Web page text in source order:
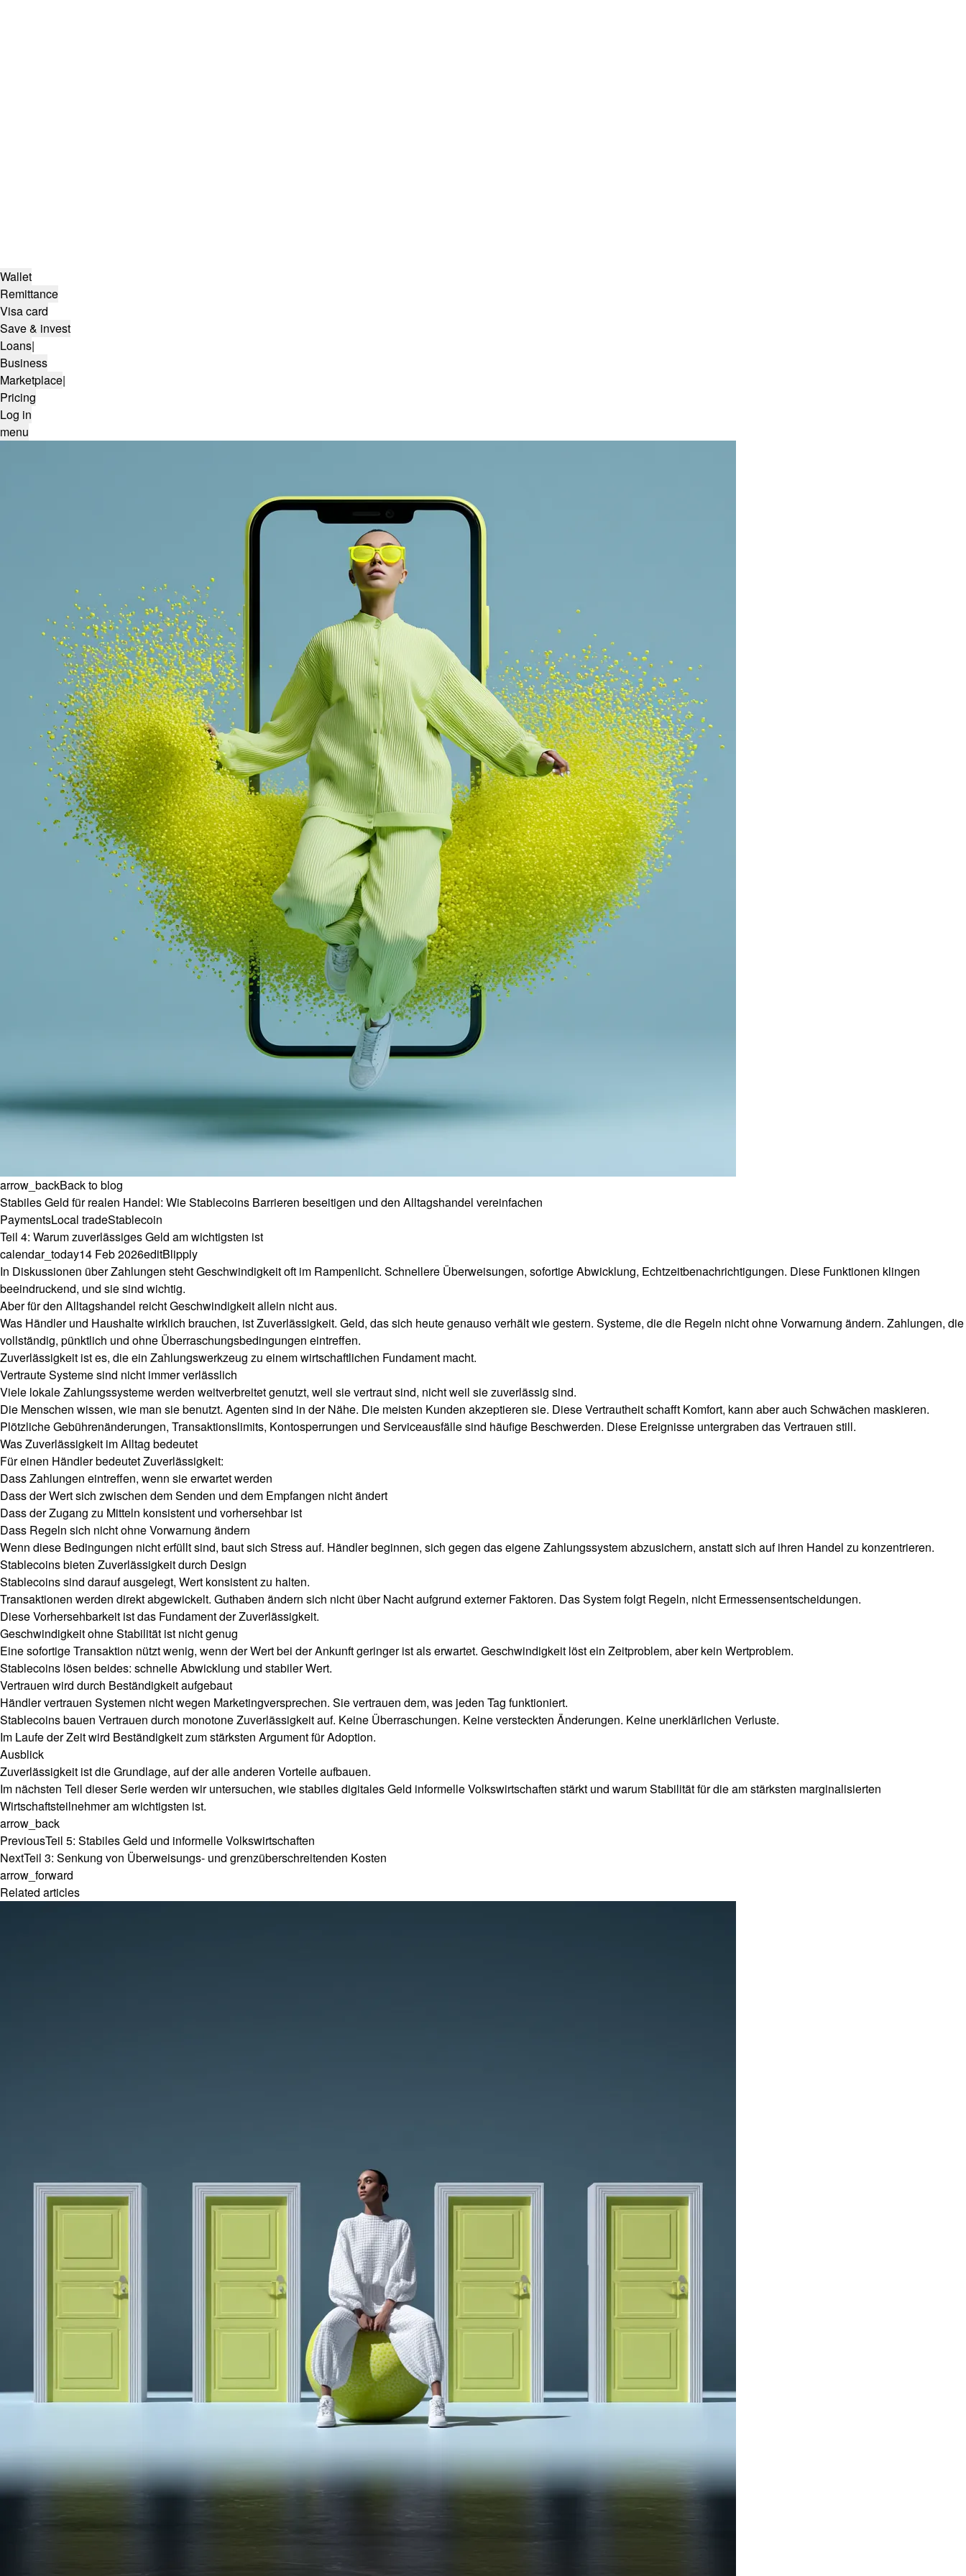
Wallet
Remittance
Visa card
Save & invest
Loans|
Business
Marketplace|
Pricing
Log in
menu
arrow_backBack to blog
Stabiles Geld für realen Handel: Wie Stablecoins Barrieren beseitigen und den Alltagshandel vereinfachen
PaymentsLocal tradeStablecoin
Teil 4: Warum zuverlässiges Geld am wichtigsten ist
calendar_today14 Feb 2026editBlipply
In Diskussionen über Zahlungen steht Geschwindigkeit oft im Rampenlicht. Schnellere Überweisungen, sofortige Abwicklung, Echtzeitbenachrichtigungen. Diese Funktionen klingen
beeindruckend, und sie sind wichtig.
Aber für den Alltagshandel reicht Geschwindigkeit allein nicht aus.
Was Händler und Haushalte wirklich brauchen, ist Zuverlässigkeit. Geld, das sich heute genauso verhält wie gestern. Systeme, die die Regeln nicht ohne Vorwarnung ändern. Zahlungen, die
vollständig, pünktlich und ohne Überraschungsbedingungen eintreffen.
Zuverlässigkeit ist es, die ein Zahlungswerkzeug zu einem wirtschaftlichen Fundament macht.
Vertraute Systeme sind nicht immer verlässlich
Viele lokale Zahlungssysteme werden weitverbreitet genutzt, weil sie vertraut sind, nicht weil sie zuverlässig sind.
Die Menschen wissen, wie man sie benutzt. Agenten sind in der Nähe. Die meisten Kunden akzeptieren sie. Diese Vertrautheit schafft Komfort, kann aber auch Schwächen maskieren.
Plötzliche Gebührenänderungen, Transaktionslimits, Kontosperrungen und Serviceausfälle sind häufige Beschwerden. Diese Ereignisse untergraben das Vertrauen still.
Was Zuverlässigkeit im Alltag bedeutet
Für einen Händler bedeutet Zuverlässigkeit:
Dass Zahlungen eintreffen, wenn sie erwartet werden
Dass der Wert sich zwischen dem Senden und dem Empfangen nicht ändert
Dass der Zugang zu Mitteln konsistent und vorhersehbar ist
Dass Regeln sich nicht ohne Vorwarnung ändern
Wenn diese Bedingungen nicht erfüllt sind, baut sich Stress auf. Händler beginnen, sich gegen das eigene Zahlungssystem abzusichern, anstatt sich auf ihren Handel zu konzentrieren.
Stablecoins bieten Zuverlässigkeit durch Design
Stablecoins sind darauf ausgelegt, Wert konsistent zu halten.
Transaktionen werden direkt abgewickelt. Guthaben ändern sich nicht über Nacht aufgrund externer Faktoren. Das System folgt Regeln, nicht Ermessensentscheidungen.
Diese Vorhersehbarkeit ist das Fundament der Zuverlässigkeit.
Geschwindigkeit ohne Stabilität ist nicht genug
Eine sofortige Transaktion nützt wenig, wenn der Wert bei der Ankunft geringer ist als erwartet. Geschwindigkeit löst ein Zeitproblem, aber kein Wertproblem.
Stablecoins lösen beides: schnelle Abwicklung und stabiler Wert.
Vertrauen wird durch Beständigkeit aufgebaut
Händler vertrauen Systemen nicht wegen Marketingversprechen. Sie vertrauen dem, was jeden Tag funktioniert.
Stablecoins bauen Vertrauen durch monotone Zuverlässigkeit auf. Keine Überraschungen. Keine versteckten Änderungen. Keine unerklärlichen Verluste.
Im Laufe der Zeit wird Beständigkeit zum stärksten Argument für Adoption.
Ausblick
Zuverlässigkeit ist die Grundlage, auf der alle anderen Vorteile aufbauen.
Im nächsten Teil dieser Serie werden wir untersuchen, wie stabiles digitales Geld informelle Volkswirtschaften stärkt und warum Stabilität für die am stärksten marginalisierten
Wirtschaftsteilnehmer am wichtigsten ist.
arrow_back
PreviousTeil 5: Stabiles Geld und informelle Volkswirtschaften
NextTeil 3: Senkung von Überweisungs- und grenzüberschreitenden Kosten
arrow_forward
Related articles